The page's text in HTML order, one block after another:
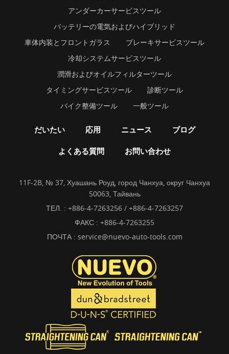
アンダーカーサービスツール
バッテリーの電気およびハイブリッド
車体内装とフロントガラス
ブレーキサービスツール
冷却システムサービスツール
潤滑およびオイルフィルターツール
タイミングサービスツール
診断ツール
バイク整備ツール
一般ツール
だいたい 応用 ニュース ブログ
よくある質問 お問い合わせ
11F-2B, № 37, Хуашань Роуд, город Чанхуа, округ Чанхуа
50063, Тайвань
ТЕЛ. : +886-4-7263256 / +886-4-7263257
ФАКС : +886-4-7263255
ПОЧТА : service@nuevo-auto-tools.com